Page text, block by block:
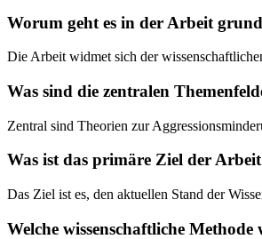
Worum geht es in der Arbeit
Die Arbeit widmet sich der
Was sind die zentralen
Zentral sind Theorien zur
Was ist das primäre Ziel der
Das Ziel ist es, den aktuellen Stand der
Welche wissenschaftliche